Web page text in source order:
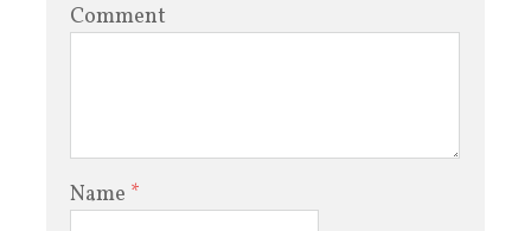
Comment
Name *